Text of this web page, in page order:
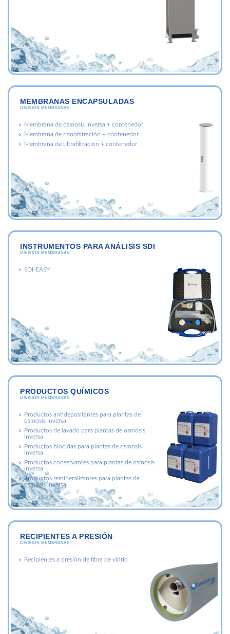
MEMBRANAS ENCAPSULADAS
DIVISIÓN MEMBRANAS
Membrana de ósmosis inversa + contenedor
Membrana de nanofiltración + contenedor
Membrana de ultrafiltración + contenedor
INSTRUMENTOS PARA ANÁLISIS SDI
DIVISIÓN MEMBRANAS
SDI-EASY
PRODUCTOS QUÍMICOS
DIVISIÓN MEMBRANAS
Productos antidepositantes para plantas de
osmosis inversa
Productos de lavado para plantas de osmosis
inversa
Productos biocidas para plantas de osmosis
inversa
Productos conservantes para plantas de osmosis
inversa
Productos remineralizantes para plantas de
osmosis inversa
RECIPIENTES A PRESIÓN
DIVISIÓN MEMBRANAS
Recipientes a presión de fibra de vidrio